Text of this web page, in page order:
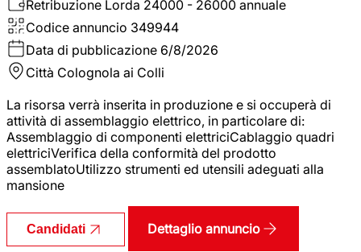
Retribuzione Lorda 24000 - 26000 annuale
Codice annuncio 349944
Data di pubblicazione 6/8/2026
Città Colognola ai Colli
La risorsa verrà inserita in produzione e si occuperà di
attività di assemblaggio elettrico, in particolare di:
Assemblaggio di componenti elettriciCablaggio quadri
elettriciVerifica della conformità del prodotto
assemblatoUtilizzo strumenti ed utensili adeguati alla
mansione
Candidati Dettaglio annuncio